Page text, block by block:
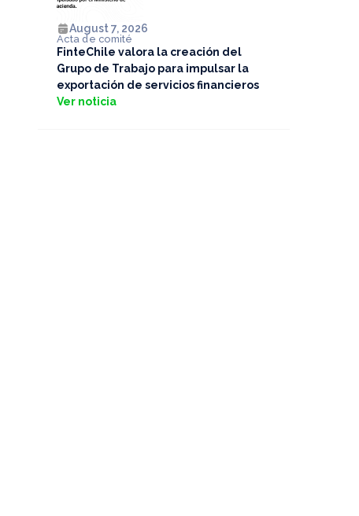
August 7, 2026
Acta de comité
FinteChile valora la creación del
Grupo de Trabajo para impulsar la
exportación de servicios financieros
Ver noticia